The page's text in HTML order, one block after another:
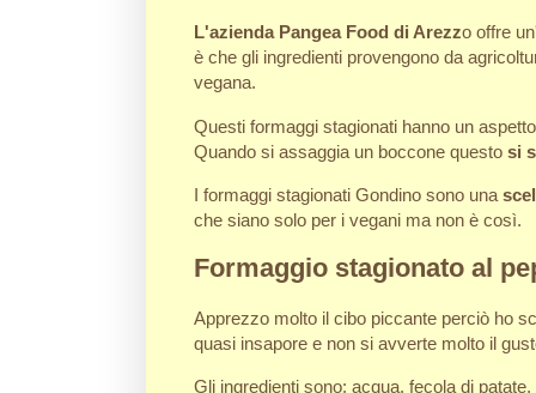
L'azienda Pangea Food di Arezzo offre
è che gli ingredienti provengono da
vegana.
Questi formaggi stagionati hanno un
Quando si assaggia un boccone questo si
I formaggi stagionati Gondino sono una
che siano solo per i vegani ma non è così.
Formaggio stagionato al
Apprezzo molto il cibo piccante perciò ho
quasi insapore e non si avverte molto il
Gli ingredienti sono: acqua, fecola di